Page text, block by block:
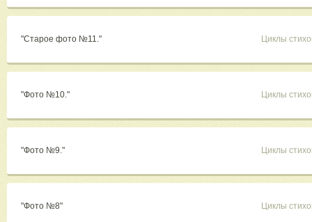
"Старое фото №11." Циклы
"Фото №10." Циклы
"Фото №9." Циклы
"Фото №8" Циклы